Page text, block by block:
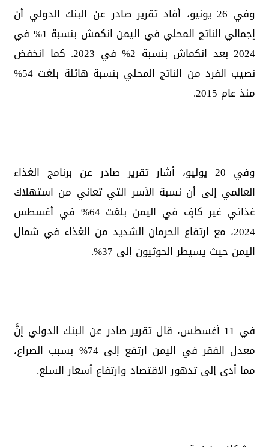
وفي 26 يونيو، أفاد تقرير صادر عن البنك الدولي أن
إجمالي الناتج المحلي في اليمن انكمش بنسبة 1% في
2024 بعد انكماش بنسبة 2% في 2023. كما انخفض
نصيب الفرد من الناتج المحلي بنسبة هائلة بلغت 54%
منذ عام 2015.
وفي 20 يوليو، أشار تقرير صادر عن برنامج الغذاء
العالمي إلى أن نسبة الأسر التي تعاني من استهلاك
غذائي غير كافٍ في اليمن بلغت 64% في أغسطس
2024، مع ارتفاع الحرمان الشديد من الغذاء في شمال
اليمن حيث يسيطر الحوثيون إلى 37%.
في 11 أغسطس، قال تقرير صادر عن البنك الدولي إنَّ
معدل الفقر في اليمن ارتفع إلى 74% بسبب الصراع،
مما أدى إلى تدهور الاقتصاد وارتفاع أسعار السلع.